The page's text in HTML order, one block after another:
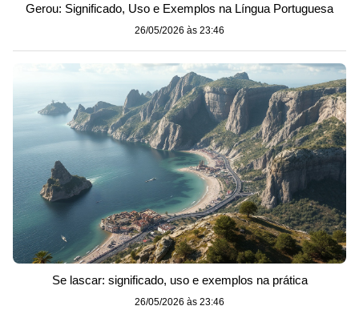
Gerou: Significado, Uso e Exemplos na Língua Portuguesa
26/05/2026 às 23:46
Se lascar: significado, uso e exemplos na prática
26/05/2026 às 23:46